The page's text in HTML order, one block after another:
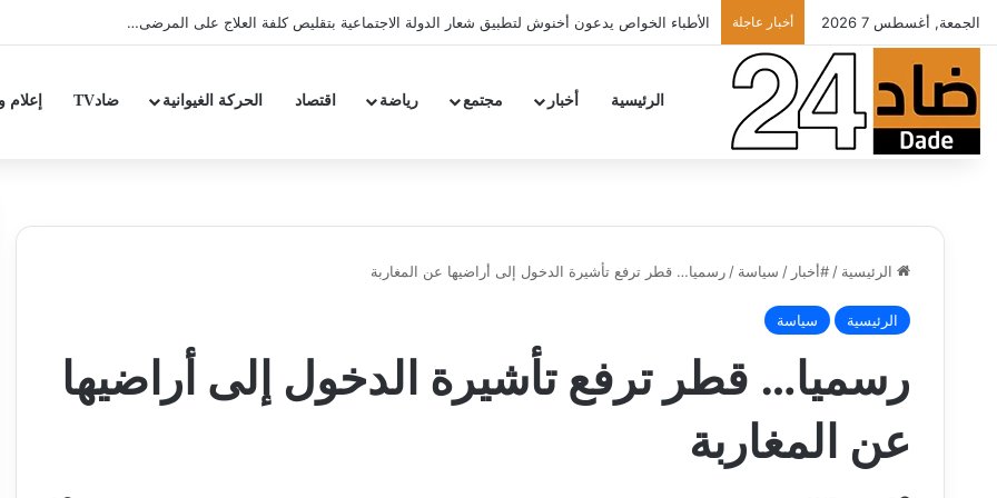
الجمعة, أغسطس 7 2026 أخبار عاجلة تهنئة
الرئيسية أخبار مجتمع رياضة اقتصاد الحركة الغيوانية ضادTV إعلام
الرئيسية / #أخبار / سياسة / رسميا… قطر ترفع تأشيرة الدخول إلى أراضيها عن المغاربة
الرئيسية سياسة
رسميا… قطر ترفع تأشيرة الدخول إلى أراضيها
عن المغاربة